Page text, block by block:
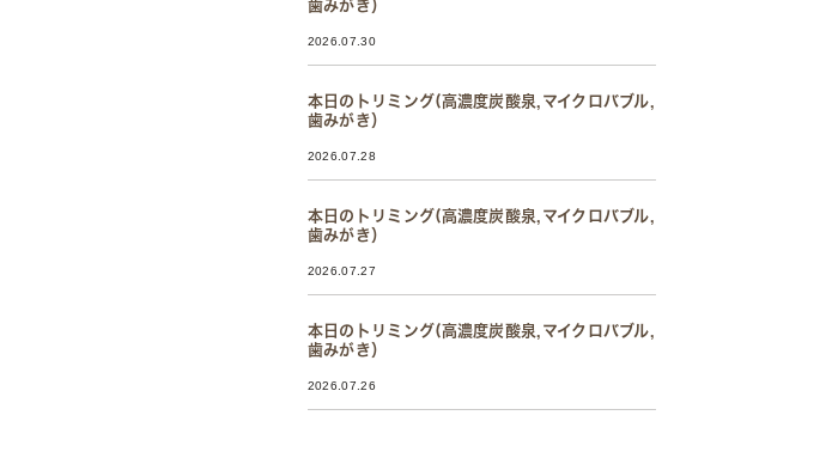
歯みがき）
2026.07.30
本日のトリミング(高濃度炭酸泉,マイクロバブル,
歯みがき）
2026.07.28
本日のトリミング(高濃度炭酸泉,マイクロバブル,
歯みがき）
2026.07.27
本日のトリミング(高濃度炭酸泉,マイクロバブル,
歯みがき）
2026.07.26